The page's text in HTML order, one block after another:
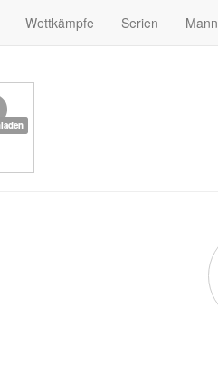
Wettkämpfe Serien